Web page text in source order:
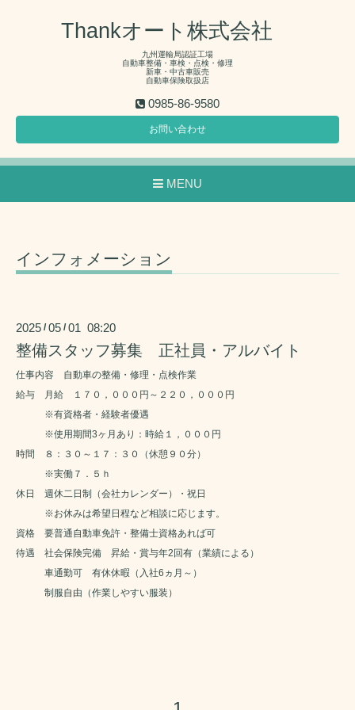
Thankオート株式会社
九州運輸局認証工場
自動車整備・車検・点検・修理
新車・中古車販売
自動車保険取扱店
0985-86-9580
お問い合わせ
MENU
インフォメーション
2025 /05 /01 08:20
整備スタッフ募集 正社員・アルバイト
仕事内容 自動車の整備・修理・点検作業
給与 月給 １７０，０００円～２２０，０００円
※有資格者・経験者優遇
※使用期間3ヶ月あり：時給１，０００円
時間 ８：３０～１７：３０（休憩９０分）
※実働７．５ｈ
休日 週休二日制（会社カレンダー）・祝日
※お休みは希望日程など相談に応じます。
資格 要普通自動車免許・整備士資格あれば可
待遇 社会保険完備 昇給・賞与年2回有（業績による）
車通勤可 有休休暇（入社6ヵ月～）
制服自由（作業しやすい服装）